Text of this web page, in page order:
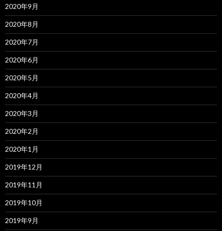
2020年9月
2020年8月
2020年7月
2020年6月
2020年5月
2020年4月
2020年3月
2020年2月
2020年1月
2019年12月
2019年11月
2019年10月
2019年9月